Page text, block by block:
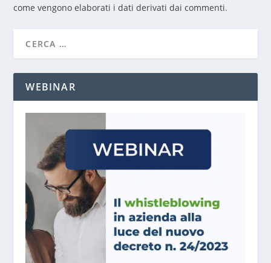
come vengono elaborati i dati derivati dai commenti.
WEBINAR